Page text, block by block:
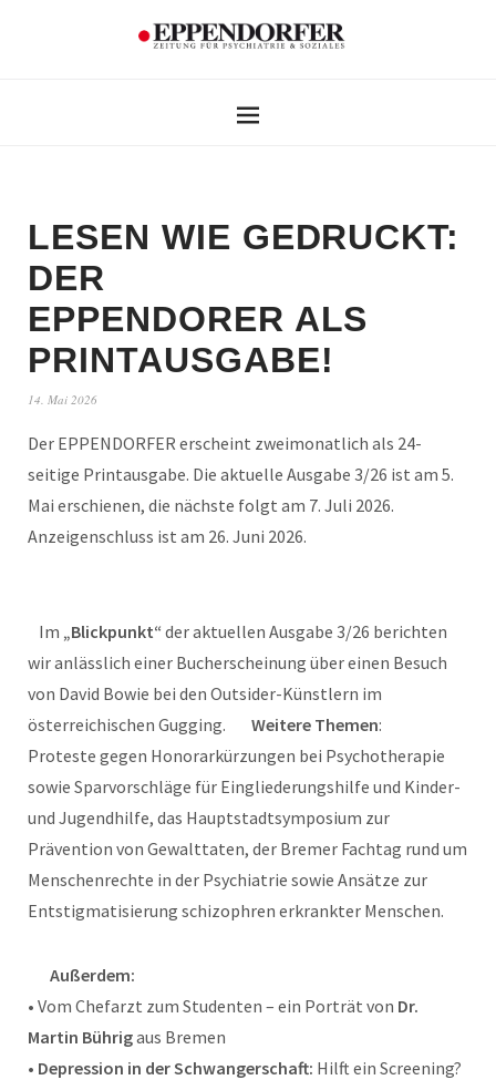
LESEN WIE GEDRUCKT:
DER
EPPENDORER ALS
PRINTAUSGABE!
14. Mai 2026
Der EPPENDORFER erscheint zweimonatlich als 24-
seitige Printausgabe. Die aktuelle Ausgabe 3/26 ist am 5.
Mai erschienen, die nächste folgt am 7. Juli 2026.
Anzeigenschluss ist am 26. Juni 2026.
Im „Blickpunkt“ der aktuellen Ausgabe 3/26 berichten
wir anlässlich einer Bucherscheinung über einen Besuch
von David Bowie bei den Outsider-Künstlern im
österreichischen Gugging.
Weitere Themen:
Proteste gegen Honorarkürzungen bei Psychotherapie
sowie Sparvorschläge für Eingliederungshilfe und Kinder-
und Jugendhilfe, das Hauptstadtsymposium zur
Prävention von Gewalttaten, der Bremer Fachtag rund um
Menschenrechte in der Psychiatrie sowie Ansätze zur
Entstigmatisierung schizophren erkrankter Menschen.
Außerdem:
• Vom Chefarzt zum Studenten – ein Porträt von Dr.
Martin Bührigaus Bremen
• Depression in der Schwangerschaft: Hilft ein Screening?